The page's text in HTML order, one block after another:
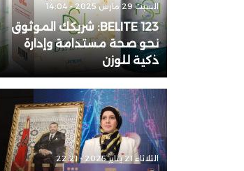
السبت 29 مارس 2025 - 14:04
BELITE 123: شريكك الموثوق
نحو صحة مستدامة وإدارة
ذكية للوزن
الثلاثاء 21 يناير 2025 - 22:21